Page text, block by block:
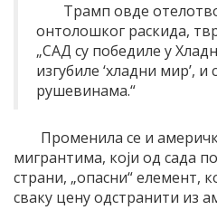
Трамп овде
онтолошког раскида,
„САД су победиле у
изгубиле ‘хладни мир’, и
рушевинама.“
Променила се и
мигрантима, који од сада
страни, „опасни“ елемент,
сваку цену одстранити из